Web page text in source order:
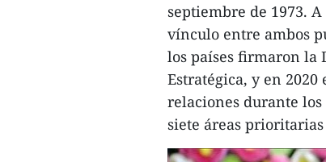
septiembre de 1973.
vínculo entre ambos
los países firmaron la
Estratégica, y en
relaciones durante
siete áreas